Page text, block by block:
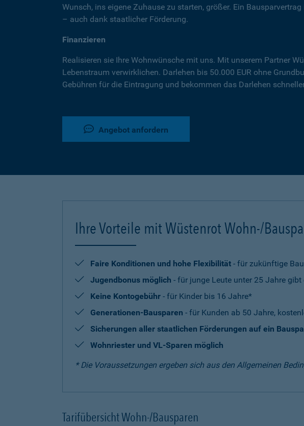
Wunsch, ins eigene Zuhause zu starten, größer. Ein
– auch dank staatlicher Förderung.
Finanzieren
Realisieren sie Ihre Wohnwünsche mit uns. Mit unserem Partner
Lebenstraum verwirklichen. Darlehen bis 50.000 EUR ohne
Gebühren für die Eintragung und bekommen das Darlehen
Angebot anfordern
Ihre Vorteile mit Wüstenrot Wohn-/
Faire Konditionen und hohe Flexibilität - für zukünftige
Jugendbonus möglich - für junge Leute unter 25 Jahre gibt
Keine Kontogebühr - für Kinder bis 16 Jahre*
Generationen-Bausparen - für Kunden ab 50 Jahre,
Sicherungen aller staatlichen Förderungen auf ein
Wohnriester und VL-Sparen möglich
* Die Voraussetzungen ergeben sich aus den Allgemeinen
Tarifübersicht Wohn-/Bausparen